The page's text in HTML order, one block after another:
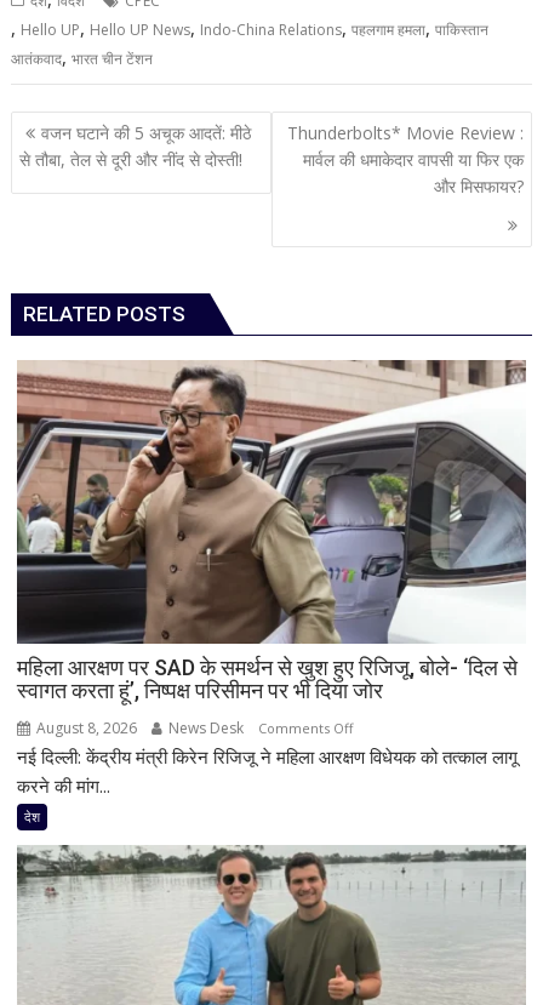
, Hello UP, Hello UP News, Indo-China Relations,पहलगाम हमला,पाकिस्तान
आतंकवाद,भारत चीन टेंशन
Post
navigation
वजन घटाने की 5 अचूक आदतें: मीठे
से तौबा, तेल से दूरी और नींद से दोस्ती!
Thunderbolts* Movie Review :
मार्वल की धमाकेदार वापसी या फिर एक
और मिसफायर?
RELATED POSTS
महिला आरक्षण पर SAD के समर्थन से खुश हुए रिजिजू, बोले- ‘दिल से
स्वागत करता हूं’, निष्पक्ष परिसीमन पर भी दिया जोर
August 8, 2026 News Desk Comments Offon
महिला
के
समर्थन
से
खुश
रिजिजू,
नई दिल्ली: केंद्रीय मंत्री किरेन रिजिजू ने महिला आरक्षण विधेयक को तत्काल लागू
करने की मांग...
देश